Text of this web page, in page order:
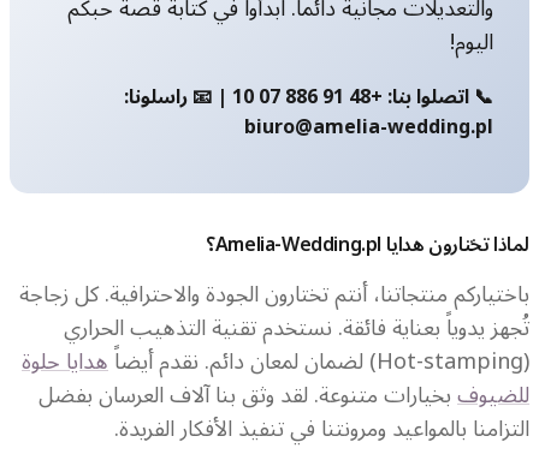
اليوم!
📞 اتصلوا بنا: +48 91 886 07 10 | 📧 راسلونا:
biuro@amelia-wedding.pl
لماذا تختارون هدايا Amelia-Wedding.pl؟
باختياركم منتجاتنا، أنتم تختارون الجودة والاحترافية. كل زجاجة
تُجهز يدوياً بعناية فائقة. نستخدم تقنية التذهيب الحراري
(Hot-stamping) لضمان لمعان دائم. نقدم أيضاً هدايا حلوة
للضيوفبخيارات متنوعة. لقد وثق بنا آلاف العرسان بفضل
التزامنا بالمواعيد ومرونتنا في تنفيذ الأفكار الفريدة.